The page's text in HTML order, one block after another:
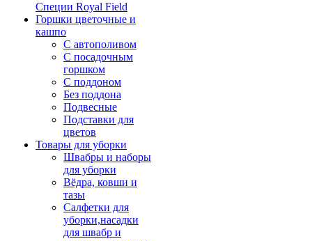
Специи Royal Field
Горшки цветочные и
кашпо
С автополивом
С посадочным
горшком
С поддоном
Без поддона
Подвесные
Подставки для
цветов
Товары для уборки
Швабры и наборы
для уборки
Вёдра, ковши и
тазы
Салфетки для
уборки,насадки
для швабр и